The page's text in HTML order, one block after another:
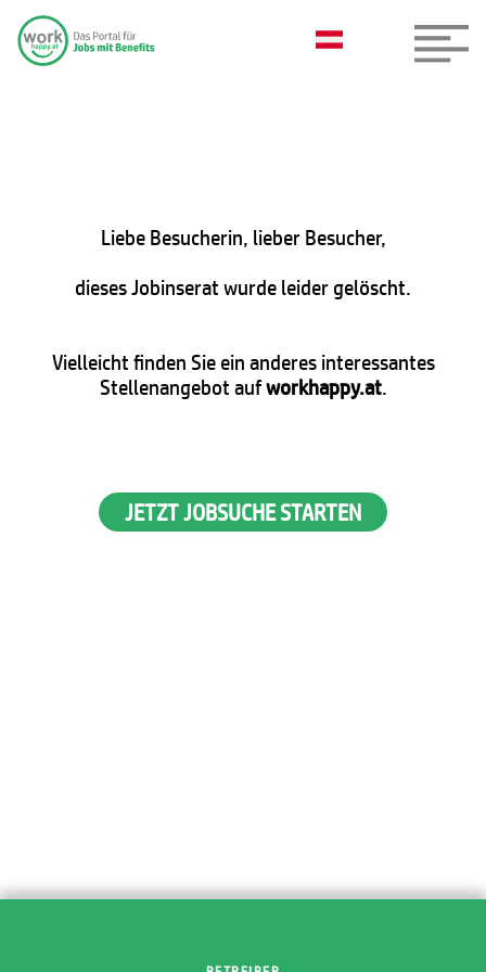
Liebe Besucherin, lieber Besucher,
dieses Jobinserat wurde leider gelöscht.
Vielleicht finden Sie ein anderes interessantes
Stellenangebot aufworkhappy.at.
JETZT JOBSUCHE STARTEN